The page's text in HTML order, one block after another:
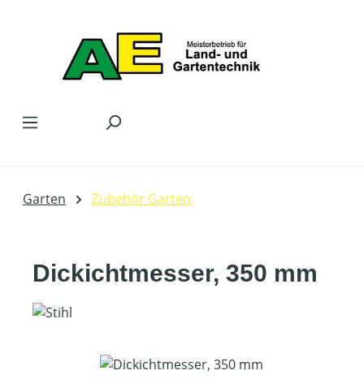
Garten Zubehör Garten
Dickichtmesser, 350 mm
Bildergalerie überspringen